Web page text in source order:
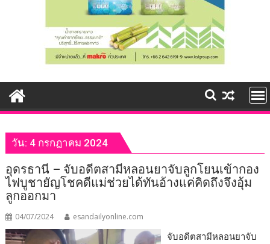
วัน: 4 กรกฎาคม 2024
อุดรธานี – จับอดีตสามีหลอนยาจับลูกโยนเข้ากอง
ไฟบูชายัญโชคดีแม่ช่วยได้ทันอ้างแค่คิดถึงจึงอุ้ม
ลูกออกมา
04/07/2024 esandailyonline.com
จับอดีตสามีหลอนยาจับ